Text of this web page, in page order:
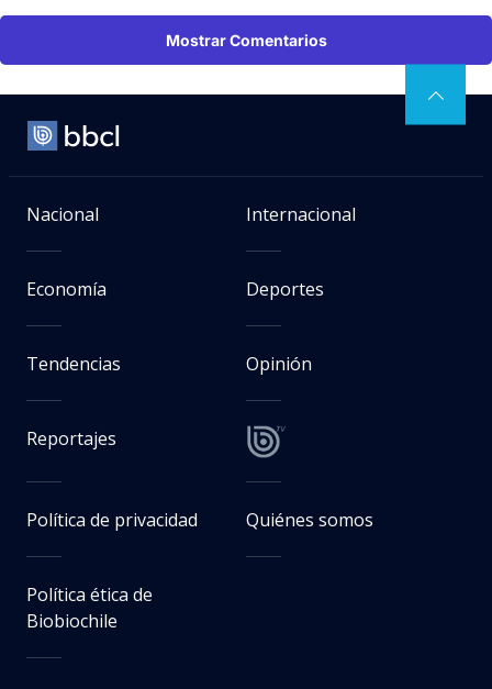
Mostrar Comentarios
Nacional Internacional
Economía Deportes
Tendencias Opinión
Reportajes
Política de privacidad Quiénes somos
Política ética de
Biobiochile